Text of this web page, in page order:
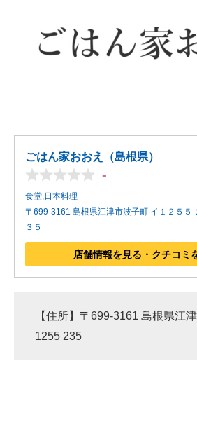
ごはん家おおえ（島根県）
-
食堂,日本料理
〒699-3161 島根県江津市波子町 イ１２５５
３５
店舗情報を見る・クチコミ
【住所】〒699-3161 島根県江
1255 235